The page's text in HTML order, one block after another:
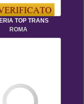
TOP TRANS
ROMA